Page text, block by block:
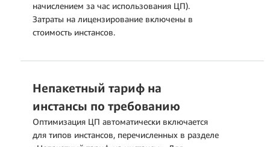
начислением за час использования ЦП).
Затраты на лицензирование включены в
стоимость инстансов.
Непакетный тариф на
инстансы по требованию
Оптимизация ЦП автоматически включается
для типов инстансов, перечисленных в разделе